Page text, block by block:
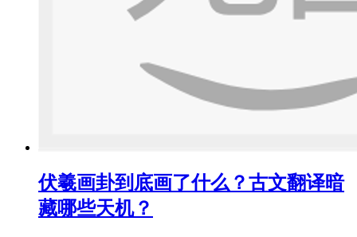
伏羲画卦到底画了什么？古文翻译暗
藏哪些天机？